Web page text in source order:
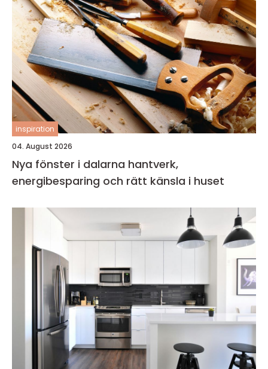
inspiration
04. August 2026
Nya fönster i dalarna hantverk,
energibesparing och rätt känsla i huset